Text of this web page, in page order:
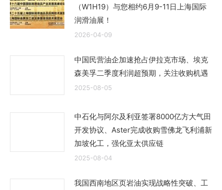
（W1H19）与您相约6月9-11日上海国际
润滑油展！
2026-04-09
中国民营油企加速抢占伊拉克市场、埃克
森美孚二季度利润超预期，关注收购机遇
2025-08-05
中石化与阿尔及利亚签署8000亿方大气田
开发协议、Aster完成收购雪佛龙飞利浦新
加坡化工，强化亚太供应链
2025-08-04
我国西南地区页岩油实现战略性突破、工